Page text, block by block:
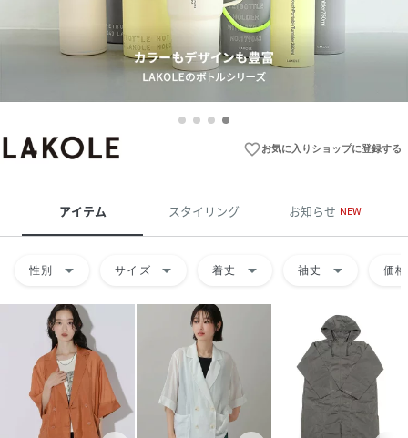
favorite_borderお気に入りショップに登録する
アイテム スタイリング お知らせ NEW
性別 arrow_drop_down サイズ arrow_drop_down 着丈 arrow_drop_down 袖丈 arrow_drop_down 価格